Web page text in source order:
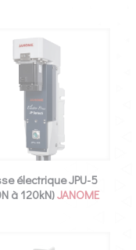
électrique JPU-5
à 120kN)JANOME